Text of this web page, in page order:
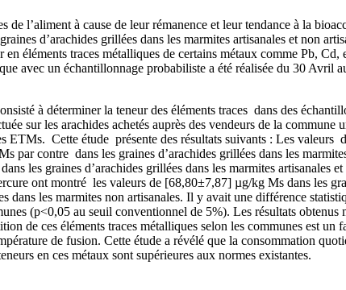
de l’aliment à cause de leur rémanence et leur tendance à la
d’arachides grillées dans les marmites artisanales et non
éléments traces métalliques de certains métaux comme Pb, Cd,
avec un échantillonnage probabiliste a été réalisée du 30 Avril
la teneur des éléments traces dans des
sur les arachides achetés auprès des vendeurs de la
Cette étude présente des résultats suivants : Les valeurs
par contre dans les graines d’arachides grillées dans les
les graines d’arachides grillées dans les marmites artisanales
ont montré les valeurs de [68,80±7,87] µg/kg Ms dans les
les marmites non artisanales. Il y avait une différence
(p<0,05 au seuil conventionnel de 5%). Les résultats obtenus
de ces éléments traces métalliques selon les communes est
de fusion. Cette étude a révélé que la consommation
en ces métaux sont supérieures aux normes existantes.